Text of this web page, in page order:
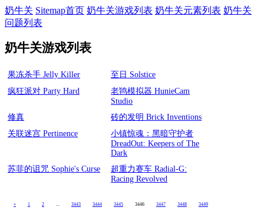
奶牛关 Sitemap首页 奶牛关游戏列表 奶牛关元素列表 奶牛关
问题列表
奶牛关游戏列表
果冻杀手 Jelly Killer
至日 Solstice
疯狂派对 Party Hard
老鸨模拟器 HunieCam
Studio
修真
砖的发明 Brick Inventions
关联迷宫 Pertinence
小镇惊魂：黑暗守护者
DreadOut: Keepers of The
Dark
苏菲的诅咒 Sophie's Curse
超重力赛车 Radial-G:
Racing Revolved
« 1 2 ... 3443 3444 3445 3446 3447 3448 3449